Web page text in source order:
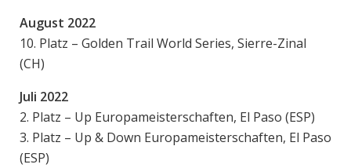
August 2022
10. Platz – Golden Trail World Series, Sierre-Zinal
(CH)
Juli 2022
2. Platz – Up Europameisterschaften, El Paso (ESP)
3. Platz – Up & Down Europameisterschaften, El Paso
(ESP)